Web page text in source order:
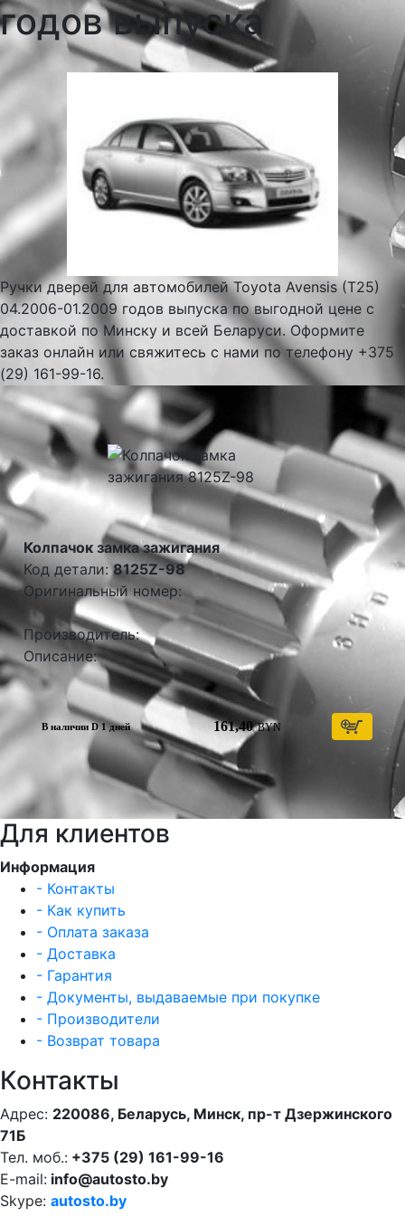
годов выпуска
Ручки дверей для автомобилей Toyota Avensis (T25)
04.2006-01.2009 годов выпуска по выгодной цене с
доставкой по Минску и всей Беларуси. Оформите
заказ онлайн или свяжитесь с нами по телефону +375
(29) 161-99-16.
Колпачок замка зажигания
Код детали:8125Z-98
Оригинальный номер:
Производитель:
Описание:
В наличии D 1 дней 161,40 BYN
Для клиентов
Информация
- Контакты
- Как купить
- Оплата заказа
- Доставка
- Гарантия
- Документы, выдаваемые при покупке
- Производители
- Возврат товара
Контакты
Адрес: 220086, Беларусь, Минск, пр-т Дзержинского
71Б
Тел. моб.: +375 (29) 161-99-16
E-mail: info@autosto.by
Skype: autosto.by